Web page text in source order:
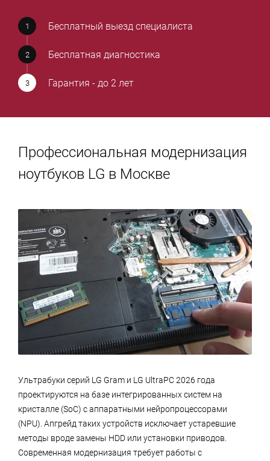
Бесплатный выезд специалиста
Бесплатная диагностика
Гарантия - до 2 лет
Профессиональная модернизация
ноутбуков LG в Москве
Ультрабуки серий LG Gram и LG UltraPC 2026 года
проектируются на базе интегрированных систем на
кристалле (SoC) с аппаратными нейропроцессорами
(NPU). Апгрейд таких устройств исключает устаревшие
методы вроде замены HDD или установки приводов.
Современная модернизация требует работы с